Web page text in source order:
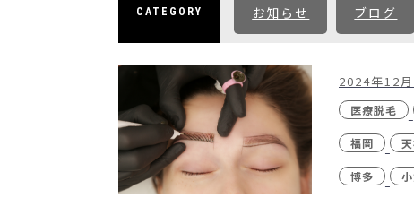
CATEGORY お知らせ ブログ
2024年12
医療脱毛
福岡
博多